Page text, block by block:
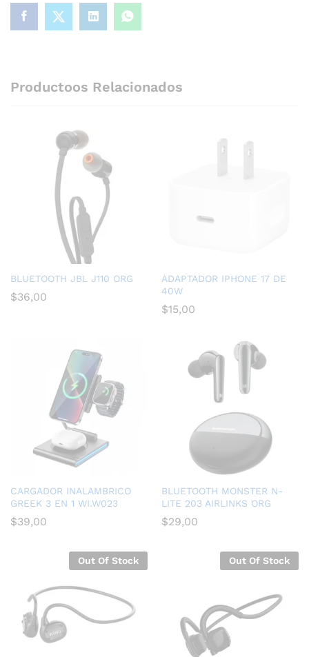
Productoos Relacionados
BLUETOOTH JBL J110 ORG
$36,00
ADAPTADOR IPHONE 17 DE
40W
$15,00
CARGADOR INALAMBRICO
GREEK 3 EN 1 WI.W023
$39,00
BLUETOOTH MONSTER N-
LITE 203 AIRLINKS ORG
$29,00
Out Of Stock Out Of Stock